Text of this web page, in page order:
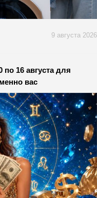
9 августа 2026
16 августа для
вас